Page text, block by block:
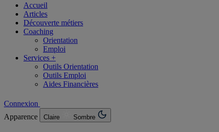
Accueil
Articles
Découverte métiers
Coaching
Orientation
Emploi
Services +
Outils Orientation
Outils Emploi
Aides Financières
Connexion
Apparence
Claire Sombre